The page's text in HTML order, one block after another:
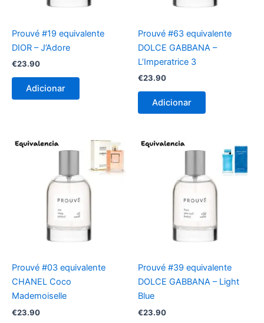
Prouvé #19 equivalente
DIOR – J’Adore
€23.90
Adicionar
Prouvé #63 equivalente
DOLCE GABBANA –
L’Imperatrice 3
€23.90
Adicionar
Prouvé #03 equivalente
CHANEL Coco
Mademoiselle
€23.90
Prouvé #39 equivalente
DOLCE GABBANA – Light
Blue
€23.90